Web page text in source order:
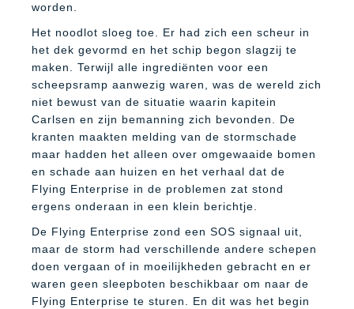
worden.
Het noodlot sloeg toe. Er had zich een scheur in
het dek gevormd en het schip begon slagzij te
maken. Terwijl alle ingrediënten voor een
scheepsramp aanwezig waren, was de wereld zich
niet bewust van de situatie waarin kapitein
Carlsen en zijn bemanning zich bevonden. De
kranten maakten melding van de stormschade
maar hadden het alleen over omgewaaide bomen
en schade aan huizen en het verhaal dat de
Flying Enterprise in de problemen zat stond
ergens onderaan in een klein berichtje.
De Flying Enterprise zond een SOS signaal uit,
maar de storm had verschillende andere schepen
doen vergaan of in moeilijkheden gebracht en er
waren geen sleepboten beschikbaar om naar de
Flying Enterprise te sturen. En dit was het begin